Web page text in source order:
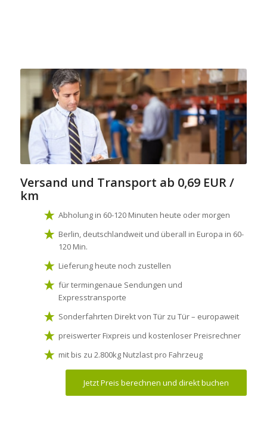
Versand und Transport ab 0,69 EUR /
km
Abholung in 60-120 Minuten heute oder morgen
Berlin, deutschlandweit und überall in Europa in 60-
120 Min.
Lieferung heute noch zustellen
für termingenaue Sendungen und
Expresstransporte
Sonderfahrten Direkt von Tür zu Tür – europaweit
preiswerter Fixpreis und kostenloser Preisrechner
mit bis zu 2.800kg Nutzlast pro Fahrzeug
Jetzt Preis berechnen und direkt buchen